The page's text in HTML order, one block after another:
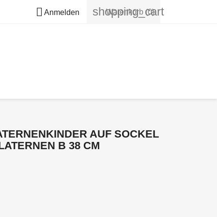
 Anmelden shopping_cart
Warenkorb (0)
AUF SOCKEL
B 38 CM